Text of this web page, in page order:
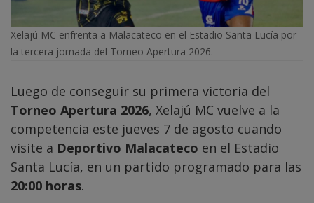
Xelajú MC enfrenta a Malacateco en el Estadio Santa Lucía por
la tercera jornada del Torneo Apertura 2026.
Luego de conseguir su primera victoria del
Torneo Apertura 2026, Xelajú MC vuelve a la
competencia este jueves 7 de agosto cuando
visite a Deportivo Malacateco en el Estadio
Santa Lucía, en un partido programado para las
20:00 horas.